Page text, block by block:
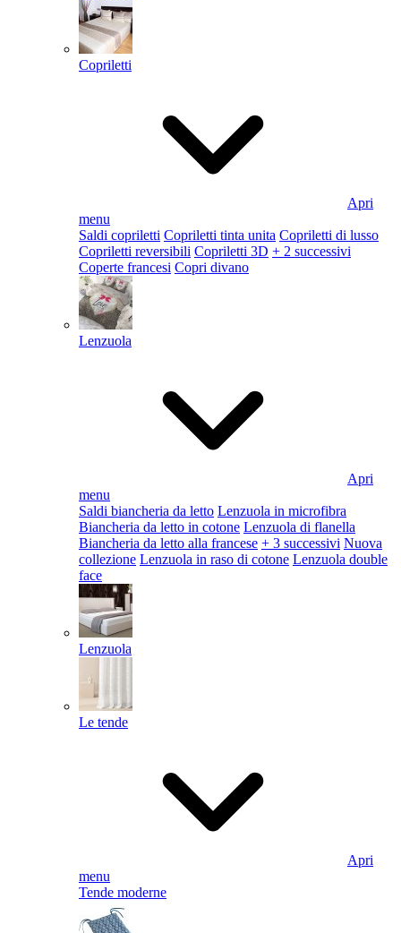
Copriletti
Apri
menu
Saldi copriletti Copriletti tinta unita Copriletti di lusso
Copriletti reversibili Copriletti 3D + 2 successivi
Coperte francesi Copri divano
Lenzuola
Apri
menu
Saldi biancheria da letto Lenzuola in microfibra
Biancheria da letto in cotone Lenzuola di flanella
Biancheria da letto alla francese + 3 successivi Nuova
collezione Lenzuola in raso di cotone Lenzuola double
face
Lenzuola
Le tende
Apri
menu
Tende moderne